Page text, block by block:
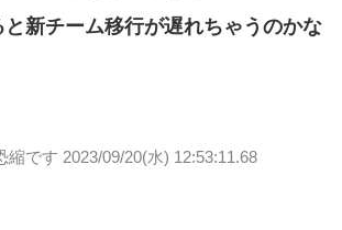
新チーム移行が遅れちゃうのかな
縮です 2023/09/20(水) 12:53:11.68